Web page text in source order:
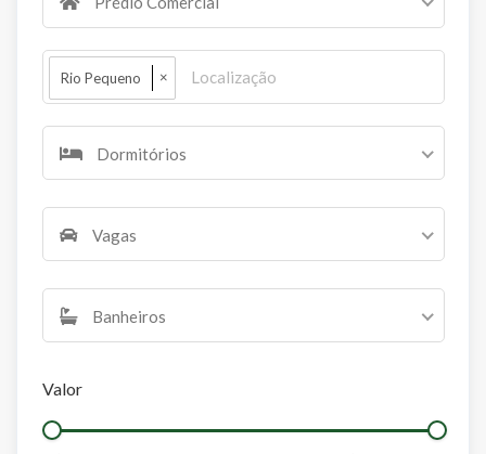
Rio Pequeno ×
Dormitórios
Vagas
Banheiros
Valor